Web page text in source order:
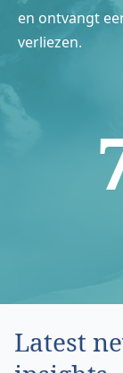
en ontvangt
verliezen.
Latest